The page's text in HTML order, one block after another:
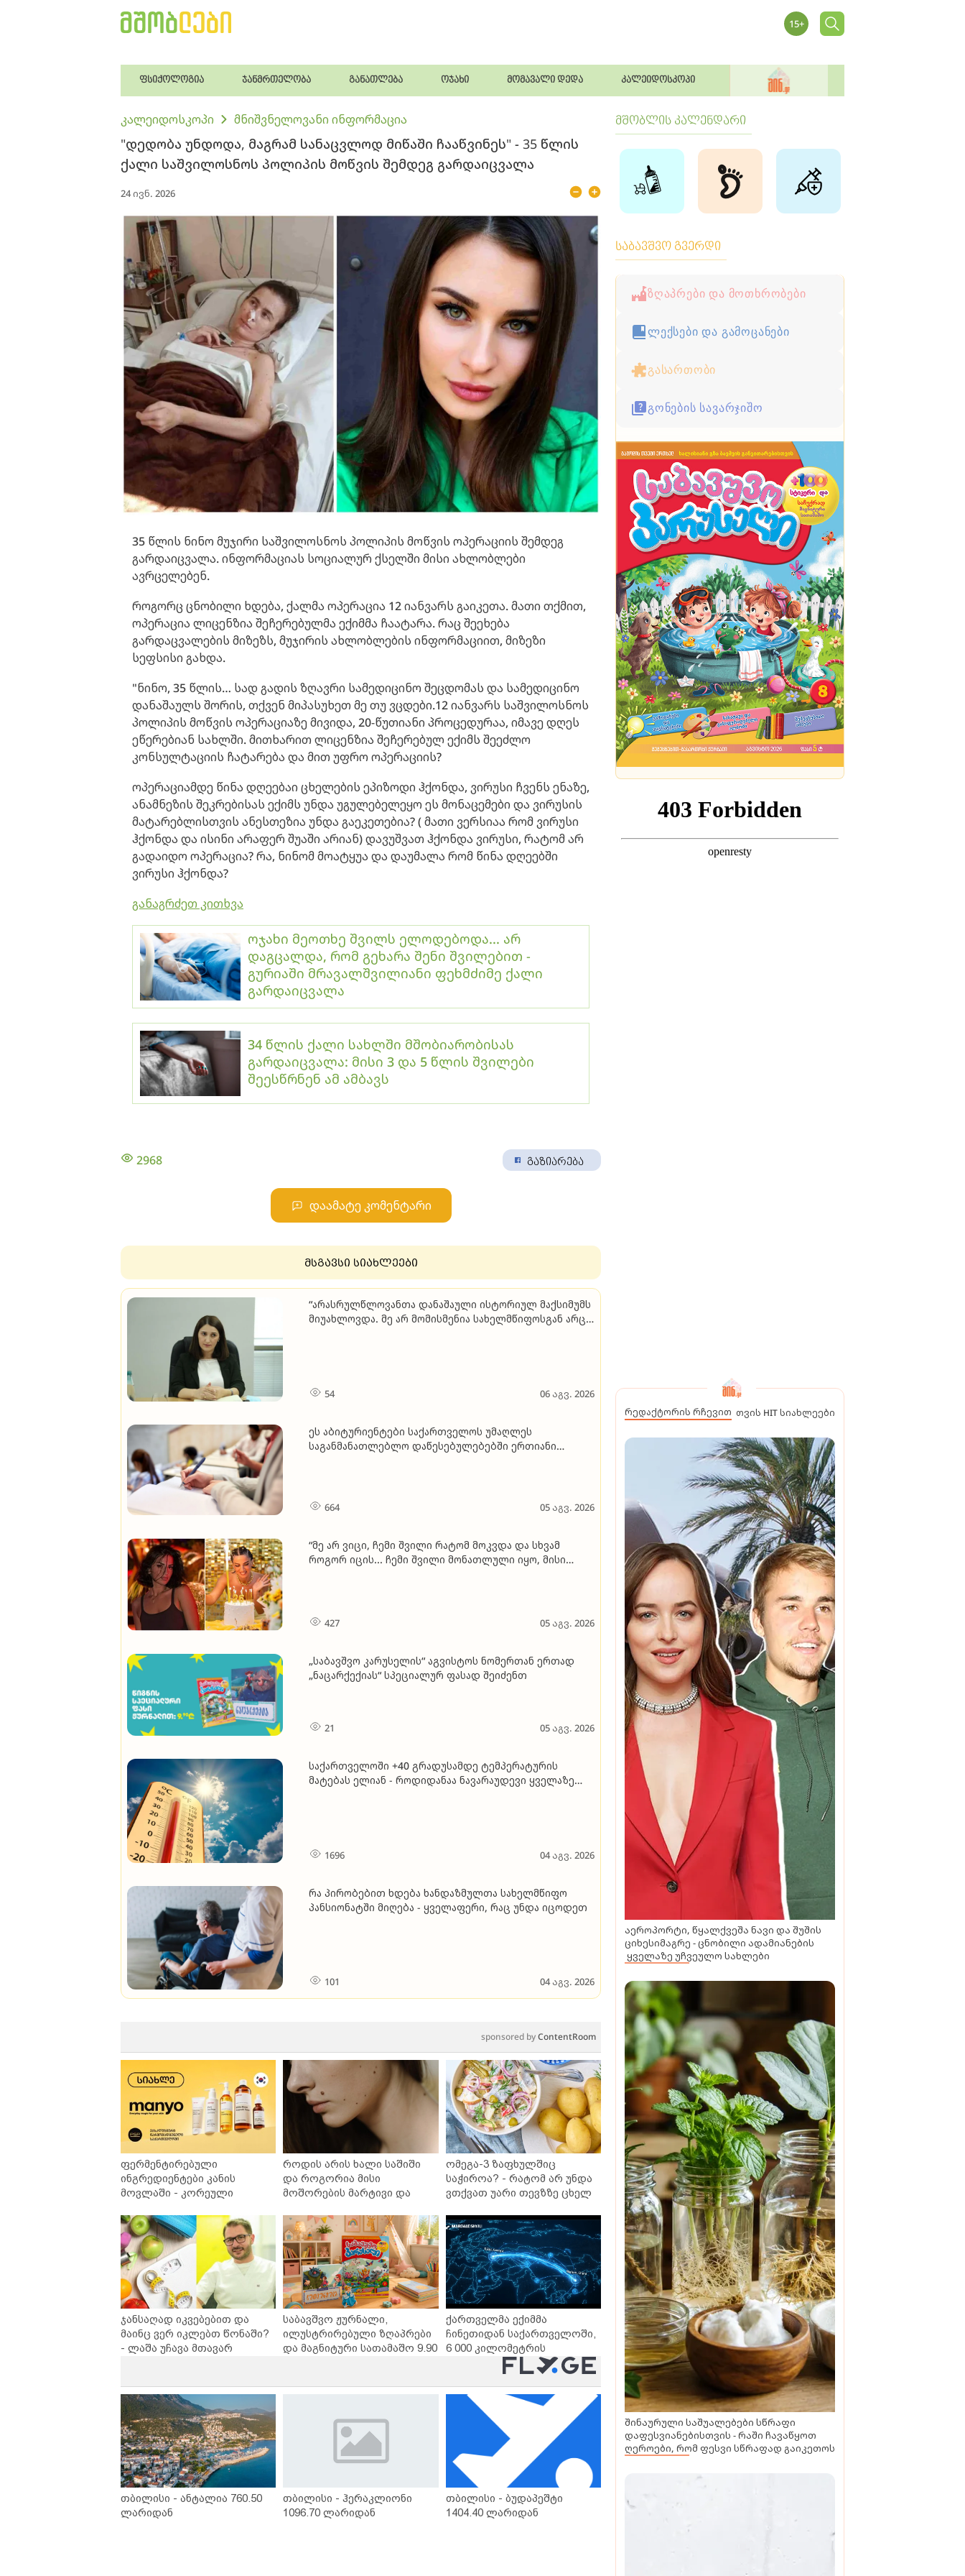
ფსიქოლოგია ჯანმრთელობა განათლება ოჯახი მომავალი დედა კალეიდოსკოპი
კალეიდოსკოპი მნიშვნელოვანი ინფორმაცია
"დე­დო­ბა უნ­დო­და, მაგ­რამ სა­ნაც­ვლოდ მი­წა­ში ჩა­აწ­ვი­ნეს" - 35 წლის
ქალი საშვილოსნოს პოლიპის მოწვის შემდეგ გარდაიცვალა
24 ივნ. 2026
35 წლის ნინო მუჯირი საშვილოსნოს პოლიპის მოწვის ოპერაციის შემდეგ
გარდაიცვალა. ინფორმაციას სოციალურ ქსელში მისი ახლობლები
ავრცელებენ.
როგორც ცნობილი ხდება, ქალმა ოპერაცია 12 იანვარს გაიკეთა. მათი თქმით,
ოპერაცია ლიცენზია შეჩერებულმა ექიმმა ჩაატარა. რაც შეეხება
გარდაცვალების მიზეზს, მუჯირის ახლობლების ინფორმაციით, მიზეზი
სეფსისი გახდა.
"ნინო, 35 წლის… სად გადის ზღავრი სამედიცინო შეცდომას და სამედიცინო
დანაშაულს შორის, თქვენ მიპასუხეთ მე თუ ვცდები.12 იანვარს საშვილოსნოს
პოლიპის მოწვის ოპერაციაზე მივიდა, 20-წუთიანი პროცედურაა, იმავე დღეს
ეწერებიან სახლში. მითხარით ლიცენზია შეჩერებულ ექიმს შეეძლო
კონსულტაციის ჩატარება და მით უფრო ოპერაციის?
ოპერაციამდე წინა დღეებაი ცხელების ეპიზოდი ჰქონდა, ვირუსი ჩვენს ენაზე,
ანამნეზის შეკრებისას ექიმს უნდა უგულებელეყო ეს მონაცემები და ვირუსის
მატარებლისთვის ანესთეზია უნდა გაეკეთებია? ( მათი ვერსიაა რომ ვირუსი
ჰქონდა და ისინი არაფერ შუაში არიან) დავუშვათ ჰქონდა ვირუსი, რატომ არ
გადაიდო ოპერაცია? რა, ნინომ მოატყუა და დაუმალა რომ წინა დღეებში
ვირუსი ჰქონდა?
განაგრძეთ კითხვა
ოჯახი მეოთხე შვილს ელოდებოდა... არ
დაგცალდა, რომ გეხარა შენი შვილებით -
გურიაში მრავალშვილიანი ფეხმძიმე ქალი
გარდაიცვალა
34 წლის ქალი სახლში მშობიარობისას
გარდაიცვალა: მისი 3 და 5 წლის შვილები
შეესწრნენ ამ ამბავს
2968 გაზიარება
დაამატე კომენტარი
მსგავსი სიახლეები
“არას­რულ­წლო­ვან­თა და­ნა­შა­უ­ლი ის­ტო­რი­ულ მაქ­სი­მუმს
მი­უ­ახ­ლოვ­და. მე არ მო­მის­მე­ნია სა­ხელ­მწი­ფოს­გან არც
54 06 აგვ. 2026
ეს აბიტურიენტები საქართველოს უმაღლეს
საგანმანათლებლო დაწესებულებებში ერთიანი
664 05 აგვ. 2026
“მე არ ვიცი, ჩემი შვილი რატომ მოკვდა და სხვამ
როგორ იცის... ჩემი შვილი მონათლული იყო, მისი
427 05 აგვ. 2026
„საბავშვო კარუსელის“ აგვისტოს ნომერთან ერთად
„ნაცარქექიას“ სპეციალურ ფასად შეიძენთ
21 05 აგვ. 2026
საქართველოში +40 გრადუსამდე ტემპერატურის
მატებას ელიან - როდიდანაა ნავარაუდევი ყველაზე
1696 04 აგვ. 2026
რა პირობებით ხდება ხანდაზმულთა სახელმწიფო
პანსიონატში მიღება - ყველაფერი, რაც უნდა იცოდეთ
101 04 აგვ. 2026
sponsored byContentRoom
ფერმენტირებული
ინგრედიენტები კანის
მოვლაში - კორეული
საქართველოშია
როდის არის ხალი საშიში
და როგორია მისი
მოშორების მარტივი და
ომეგა-3 ზაფხულშიც
საჭიროა? - რატომ არ უნდა
ვთქვათ უარი თევზზე ცხელ
ჯანსაღად იკვებებით და
მაინც ვერ იკლებთ წონაში?
- ლაშა უჩავა მთავარ
საბავშვო ჟურნალი,
ილუსტრირებული ზღაპრები
და მაგნიტური სათამაშო 9.90
სერია დაიწყო
ქართველმა ექიმმა
ჩინეთიდან საქართველოში,
6 000 კილომეტრის
დაშორებით,
ტელერობოტული ოპერაცია
ჩაატარა - ისტორია
დაწერილია
თბილისი - ანტალია 760.50
ლარიდან
თბილისი - ჰერაკლიონი
1096.70 ლარიდან
თბილისი - ბუდაპეშტი
1404.40 ლარიდან
მშობლის კალენდარი
საბავშვო გვერდი
ზღაპრები და მოთხრობები
ლექსები და გამოცანები
გასართობი
გონების სავარჯიშო
რედაქტორის რჩევით თვის HIT სიახლეები
აეროპორტი, წყალქვეშა ნავი და შუშის
ციხესიმაგრე - ცნობილი ადამიანების
ყველაზე უჩვეულო სახლები
შინაურული საშუალებები სწრაფი
დაფესვიანებისთვის - რაში ჩავაწყოთ
ღეროები, რომ ფესვი სწრაფად გაიკეთოს